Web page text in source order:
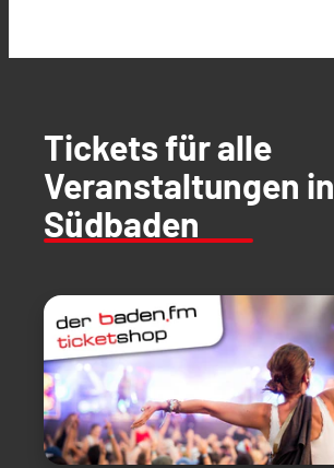
Tickets für alle
Veranstaltungen in
Südbaden